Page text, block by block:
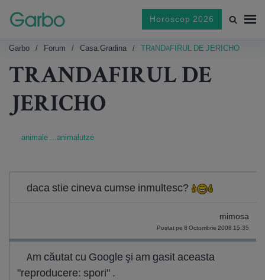
Horoscop 2026
Garbo Forum Casa.gradina TRANDAFIRUL DE JERICHO
TRANDAFIRUL DE
JERICHO
animale ...animalutze
daca stie cineva cumse inmultesc?
mimosa
Postat pe 8 Octombrie 2008 15:35
Am căutat cu Google şi am gasit aceasta
"reproducere: spori" .